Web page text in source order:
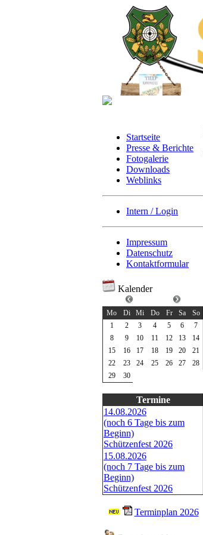
Startseite
Presse & Berichte
Fotogalerie
Downloads
Weblinks
Intern / Login
Impressum
Datenschutz
Kontaktformular
Kalender
Mo
Di Mi Do Fr Sa
So
1
2 3 4 5 6
7
8
9 10 11 12 13
14
15
16 17 18 19 20
21
22
23 24 25 26 27
28
29
30
Termine
14.08.2026
(noch 6 Tage bis zum
Beginn)
Schützenfest 2026
15.08.2026
(noch 7 Tage bis zum
Beginn)
Schützenfest 2026
Terminplan 2026